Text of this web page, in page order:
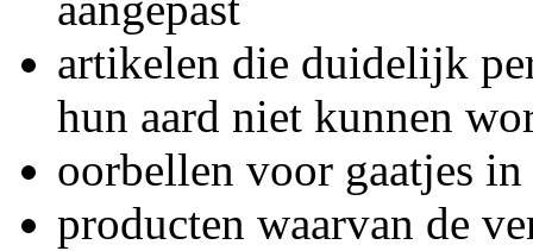
artikelen die duidelijk
hun aard niet kunnen
oorbellen voor gaatjes in
producten waarvan de